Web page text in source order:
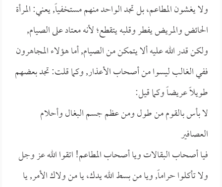
ولا يغشون المطاعم، بل تجد الواحد منهم مستخفياً, يعني: المرأة
الحائض والمريض يفطر وقلبه يتقطع؛ لأنه معتاد على الصيام,
ولكن قدر الله عليه ألا يتمكن من الصيام, أما هؤلاء المجاهرون
ففي الغالب ليسوا من أصحاب الأعذار, وكما قلت: تجد بعضهم
طويلاً عريضاً وكما قيل:
لا بأس بالقوم من طول ومن عظم جسم البغال وأحلام
العصافير
فيا أصحاب البقالات ويا أصحاب المطاعم! اتقوا الله عز وجل
ولا تأكلوا حراماً, ويا من بسط الله يدك، يا من ولاك الأمر, يا